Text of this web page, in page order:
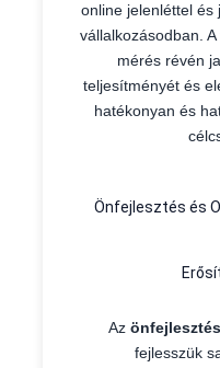
online jelenléttel és
vállalkozásodban.
mérés révén
teljesítményét és
hatékonyan és
Önfejlesztés és
Az önfejlesztés
fejlesszük